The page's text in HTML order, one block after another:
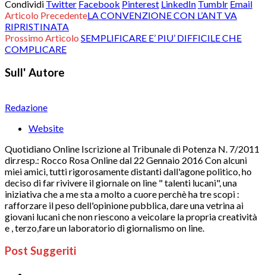
Condividi Twitter Facebook Pinterest LinkedIn Tumblr Email
Articolo PrecedenteLA CONVENZIONE CON L’ANT VA
RIPRISTINATA
Prossimo Articolo SEMPLIFICARE E’ PIU’ DIFFICILE CHE
COMPLICARE
Sull' Autore
Redazione
Website
Quotidiano Online Iscrizione al Tribunale di Potenza N. 7/2011
dir.resp.: Rocco Rosa Online dal 22 Gennaio 2016 Con alcuni
miei amici, tutti rigorosamente distanti dall'agone politico, ho
deciso di far rivivere il giornale on line " talenti lucani", una
iniziativa che a me sta a molto a cuore perchè ha tre scopi :
rafforzare il peso dell'opinione pubblica, dare una vetrina ai
giovani lucani che non riescono a veicolare la propria creatività
e , terzo,fare un laboratorio di giornalismo on line.
Post Suggeriti